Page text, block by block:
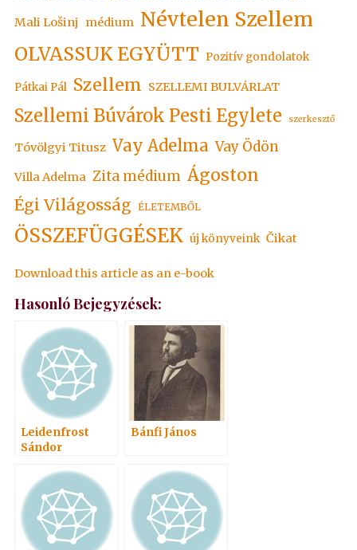
Mali Lošinj médium Névtelen Szellem
OLVASSUK EGYÜTT Pozitív gondolatok
Pátkai Pál Szellem SZELLEMI BULVÁRLAT
Szellemi Búvárok Pesti Egylete szerkesztő
Tóvölgyi Titusz Vay Adelma Vay Ödön
Villa Adelma Zita médium Ágoston
Égi Világosság ÉLETEMBŐL
ÖSSZEFÜGGÉSEK új könyveink Čikat
Download this article as an e-book
Hasonló Bejegyzések:
Leidenfrost
Sándor
Bánfi János